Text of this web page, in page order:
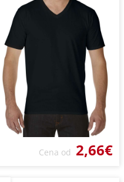
Cena od 2,66€